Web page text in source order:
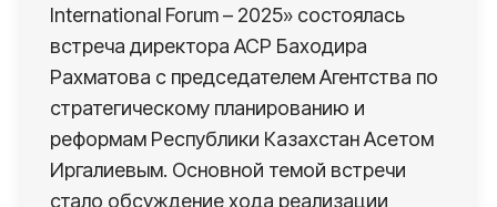
International Forum – 2025» состоялась
встреча директора АСР Баходира
Рахматова с председателем Агентства по
стратегическому планированию и
реформам Республики Казахстан Асетом
Иргалиевым. Основной темой встречи
стало обсуждение хода реализации